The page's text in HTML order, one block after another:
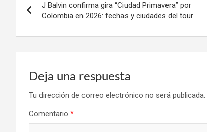
de
entradas
J Balvin confirma gira “Ciudad Primavera” por
Colombia en 2026: fechas y ciudades del tour
Deja una respuesta
Tu dirección de correo electrónico no será publicada.
Comentario *